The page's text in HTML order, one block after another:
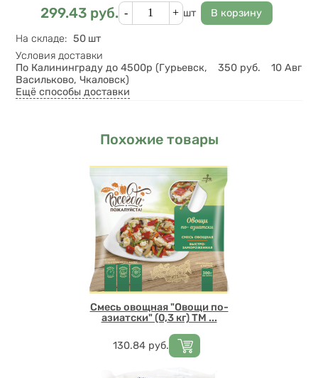
Цена
299.43 руб.Кол-во шт
На складе: 50 шт
Условия доставки
По Калининграду до 4500р (Гурьевск,
Васильково, Чкаловск)
350 руб.
10 Авг
Ещё способы доставки
Похожие товары
Смесь овощная "Овощи по-
азиатски" (0,3 кг) ТМ ...
Цена
130.84 руб.